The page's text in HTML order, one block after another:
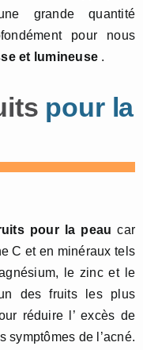
grande quantité
pour nous
et lumineuse .
pour la
pour la peau car
C et en minéraux tels
le zinc et le
des fruits les plus
réduire l’ excès de
symptômes de l’acné.